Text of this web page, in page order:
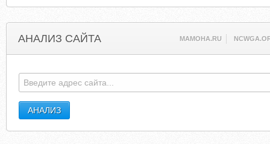
АНАЛИЗ САЙТА MAMOHA.RU